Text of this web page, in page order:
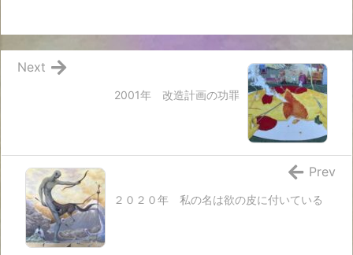
2001年 改造計画の功罪
Next
２０２０年 私の名は欲の皮に付いている
Prev